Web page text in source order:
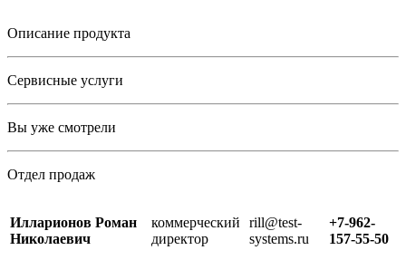
Описание продукта
Сервисные услуги
Вы уже смотрели
Отдел продаж
Илларионов Роман
Николаевич
коммерческий
директор
rill@test-
systems.ru
+7-962-
157-55-50